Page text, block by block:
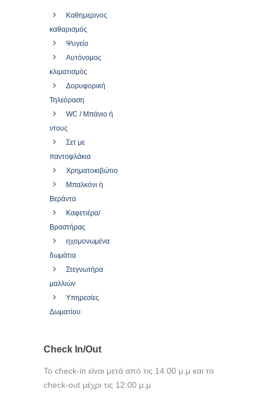
Καθημερινος
καθαρισμός
Ψυγείο
Αυτόνομος
κλιματισμός
Δορυφορική
Τηλεόραση
WC / Μπάνιο ή
ντους
Σετ με
παντοφλάκια
Χρηματοκιβώτιο
Μπαλκόνι ή
Βεράντα
Καφετιέρα/
Βραστήρας
ηχομονωμένα
δωμάτια
Στεγνωτήρα
μαλλιών
Υπηρεσίες
Δωματίου
Check In/Out
Το check-in είναι μετά από τις 14:00 μ.μ και το
check-out μέχρι τις 12:00 μ.μ